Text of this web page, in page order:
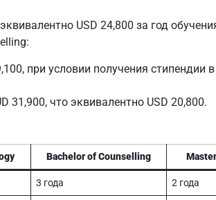
USD 24,800 за год
при условии получения стипендии в
31,900, что эквивалентно USD 20,800.
Bachelor of Counselling
3 года 2 года